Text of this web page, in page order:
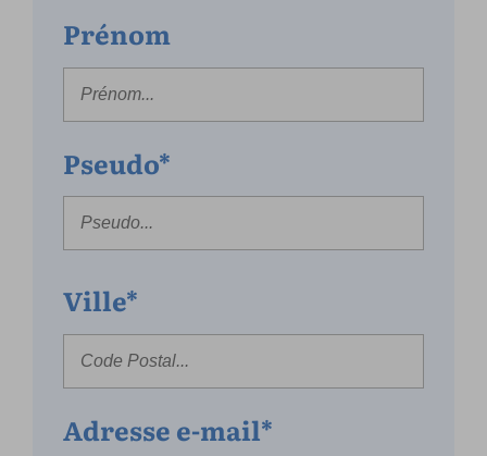
Prénom
Pseudo*
Ville*
Adresse e-mail*